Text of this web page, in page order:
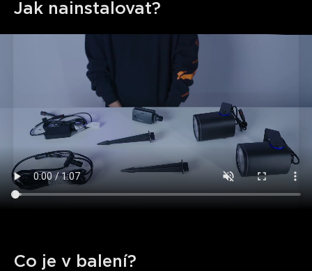
Jak nainstalovat?
Co je v balení?